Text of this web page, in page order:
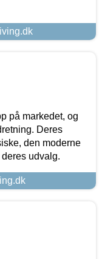
på markedet, og
Deres
den moderne
udvalg.